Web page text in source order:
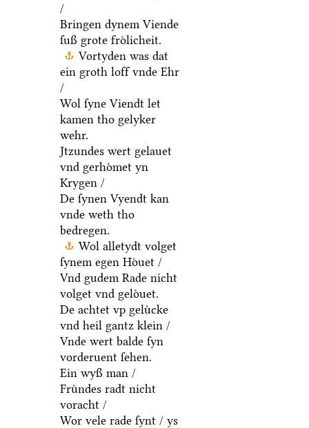
/
Bringen dynem Viende
ſuß grote froͤlicheit.
Vortyden was dat
ein groth loff vnde Ehr
/
Wol ſyne Viendt let
kamen tho gelyker
wehr.
Jtzundes wert gelauet
vnd gerhoͤmet yn
Krygen /
De ſynen Vyendt kan
vnde weth tho
bedregen.
Wol alletydt volget
ſynem egen Hoͤuet /
Vnd gudem Rade nicht
volget vnd geloͤuet.
De achtet vp geluͤcke
vnd heil gantz klein /
Vnde wert balde ſyn
vorderuent ſehen.
Ein wyß man /
Fruͤndes radt nicht
voracht /
Wor vele rade ſynt / ys